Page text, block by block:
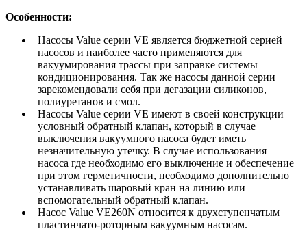
Особенности:
Насосы Value серии VE является бюджетной серией
насосов и наиболее часто применяются для
вакуумирования трассы при заправке системы
кондиционирования. Так же насосы данной серии
зарекомендовали себя при дегазации силиконов,
полиуретанов и смол.
Насосы Value серии VE имеют в своей конструкции
условный обратный клапан, который в случае
выключения вакуумного насоса будет иметь
незначительную утечку. В случае использования
насоса где необходимо его выключение и обеспечение
при этом герметичности, необходимо дополнительно
устанавливать шаровый кран на линию или
вспомогательный обратный клапан.
Насос Value VE260N относится к двухступенчатым
пластинчато-роторным вакуумным насосам.